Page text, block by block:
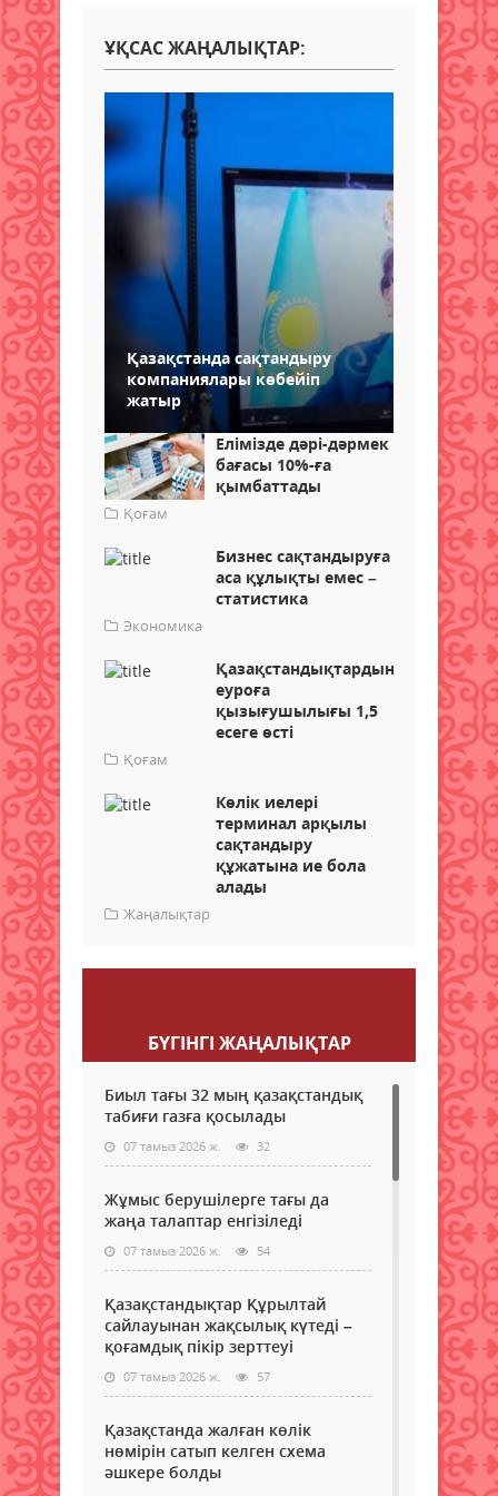
ҰҚСАС ЖАҢАЛЫҚТАР:
Қазақстанда сақтандыру
компаниялары көбейіп
жатыр
Елімізде дәрі-дәрмек
бағасы 10%-ға
қымбаттады
Қоғам
Бизнес сақтандыруға
аса құлықты емес –
статистика
Экономика
Қазақстандықтардың
еуроға
қызығушылығы 1,5
есеге өсті
Қоғам
Көлік иелері
терминал арқылы
сақтандыру
құжатына ие бола
алады
Жаңалықтар
БҮГІНГI ЖАҢАЛЫҚТАР
Биыл тағы 32 мың қазақстандық
табиғи газға қосылады
07 тамыз 2026 ж. 32
Жұмыс берушілерге тағы да
жаңа талаптар енгізіледі
07 тамыз 2026 ж. 54
Қазақстандықтар Құрылтай
сайлауынан жақсылық күтеді –
қоғамдық пікір зерттеуі
07 тамыз 2026 ж. 57
Қазақстанда жалған көлік
нөмірін сатып келген схема
әшкере болды